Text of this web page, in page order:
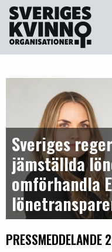
Sveriges
Sveriges
jämställda
omförhandla